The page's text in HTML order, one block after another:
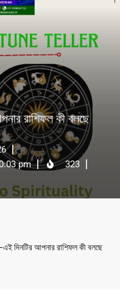
রাশিফল কী বলছে
pm
323
দিনটির আপনার রাশিফল কী বলছে